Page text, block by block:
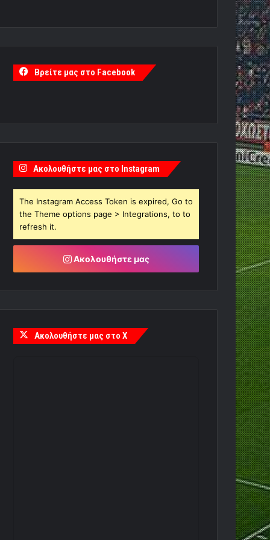
Βρείτε μας στο Facebook
Ακολουθήστε μας στο Instagram
The Instagram Access Token is expired, Go to
the Theme options page > Integrations, to to
refresh it.
Ακολουθήστε μας
Ακολουθήστε μας στο X